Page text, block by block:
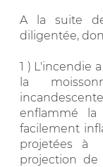
A la suite
diligentée,
1 ) L'incendie
la
enflammé
facilement
projetées à
projection de